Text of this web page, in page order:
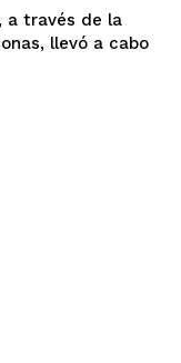
llevó a cabo